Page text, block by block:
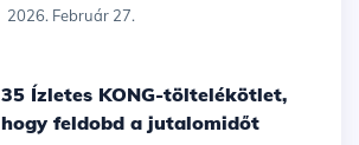
2026. Február 27.
35 Ízletes KONG-töltelékötlet,
hogy feldobd a jutalomidőt